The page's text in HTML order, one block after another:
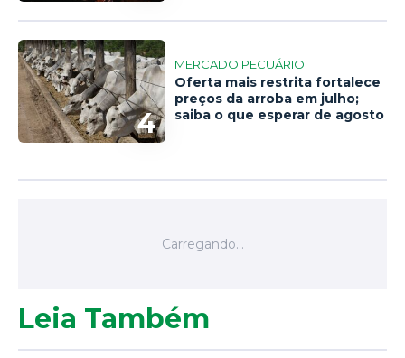
4
MERCADO PECUÁRIO
Oferta mais restrita fortalece
preços da arroba em julho;
saiba o que esperar de agosto
Leia Também